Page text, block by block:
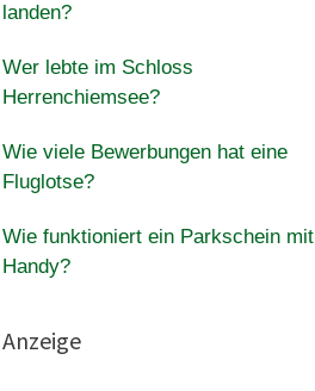
landen?
Wer lebte im Schloss
Herrenchiemsee?
Wie viele Bewerbungen hat eine
Fluglotse?
Wie funktioniert ein Parkschein mit
Handy?
Anzeige